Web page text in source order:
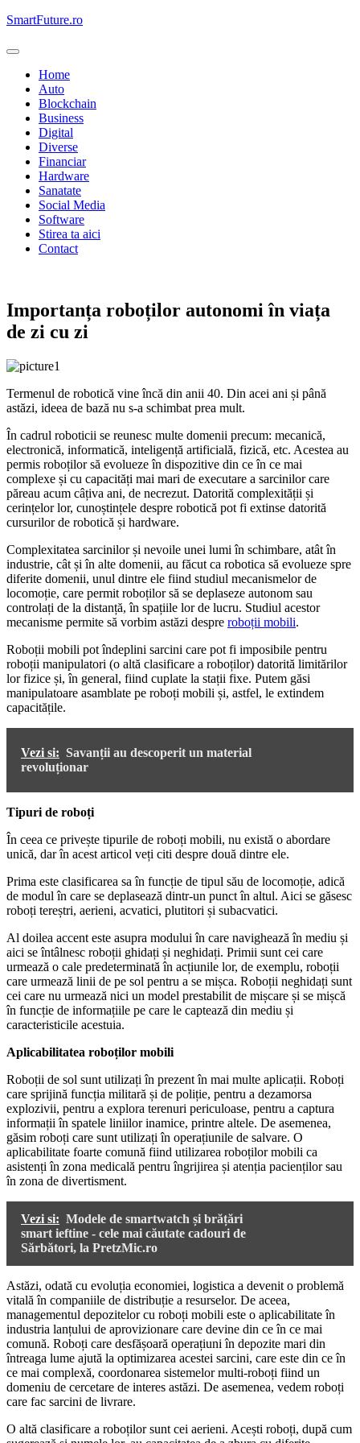
Skip
content
SmartFuture.ro
Home
Auto
Blockchain
Business
Digital
Diverse
Financiar
Hardware
Sanatate
Social Media
Software
Stirea ta aici
Contact
Importanța roboților autonomi în viața
de zi cu zi
Termenul de robotică vine încă din anii 40. Din acei ani și până
astăzi, ideea de bază nu s-a schimbat prea mult.
În cadrul roboticii se reunesc multe domenii precum: mecanică,
electronică, informatică, inteligență artificială, fizică, etc. Acestea au
permis roboților să evolueze în dispozitive din ce în ce mai
complexe și cu capacități mai mari de executare a sarcinilor care
păreau acum câțiva ani, de necrezut. Datorită complexității și
cerințelor lor, cunoștințele despre robotică pot fi extinse datorită
cursurilor de robotică și hardware.
Complexitatea sarcinilor și nevoile unei lumi în schimbare, atât în ​​
industrie, cât și în alte domenii, au făcut ca robotica să evolueze spre
diferite domenii, unul dintre ele fiind studiul mecanismelor de
locomoție, care permit roboților să se deplaseze autonom sau
controlați de la distanță, în spațiile lor de lucru. Studiul acestor
mecanisme permite să vorbim astăzi despre roboții mobili.
Roboții mobili pot îndeplini sarcini care pot fi imposibile pentru
roboții manipulatori (o altă clasificare a roboților) datorită limitărilor
lor fizice și, în general, fiind cuplate la stații fixe. Putem găsi
manipulatoare asamblate pe roboți mobili și, astfel, le extindem
capacitățile.
Vezi si: Savanții au descoperit un material
revoluționar
Tipuri de roboți
În ceea ce privește tipurile de roboți mobili, nu există o abordare
unică, dar în acest articol veți citi despre două dintre ele.
Prima este clasificarea sa în funcție de tipul său de locomoție, adică
de modul în care se deplasează dintr-un punct în altul. Aici se găsesc
roboți tereștri, aerieni, acvatici, plutitori și subacvatici.
Al doilea accent este asupra modului în care navighează în mediu și
aici se întâlnesc roboții ghidați și neghidați. Primii sunt cei care
urmează o cale predeterminată în acțiunile lor, de exemplu, roboții
care urmează linii de pe sol pentru a se mișca. Roboții neghidați sunt
cei care nu urmează nici un model prestabilit de mișcare și se mișcă
în funcție de informațiile pe care le captează din mediu și
caracteristicile acestuia.
Aplicabilitatea roboților mobili
Roboții de sol sunt utilizați în prezent în mai multe aplicații. Roboți
care sprijină funcția militară și de poliție, pentru a dezamorsa
explozivii, pentru a explora terenuri periculoase, pentru a captura
informații în spatele liniilor inamice, printre altele. De asemenea,
găsim roboți care sunt utilizați în operațiunile de salvare. O
aplicabilitate foarte comună fiind utilizarea roboților mobili ca
asistenți în zona medicală pentru îngrijirea și atenția pacienților sau
în zona de divertisment.
Vezi si: Modele de smartwatch și brățări
smart ieftine - cele mai căutate cadouri de
Sărbători, la PretzMic.ro
Astăzi, odată cu evoluția economiei, logistica a devenit o problemă
vitală în companiile de distribuție a resurselor. De aceea,
managementul depozitelor cu roboți mobili este o aplicabilitate în
industria lanțului de aprovizionare care devine din ce în ce mai
comună. Roboți care desfășoară operațiuni în depozite mari din
întreaga lume ajută la optimizarea acestei sarcini, care este din ce în
ce mai complexă, coordonarea sistemelor multi-roboți fiind un
domeniu de cercetare de interes astăzi. De asemenea, vedem roboți
care fac sarcini de livrare.
O altă clasificare a roboților sunt cei aerieni. Acești roboți, după cum